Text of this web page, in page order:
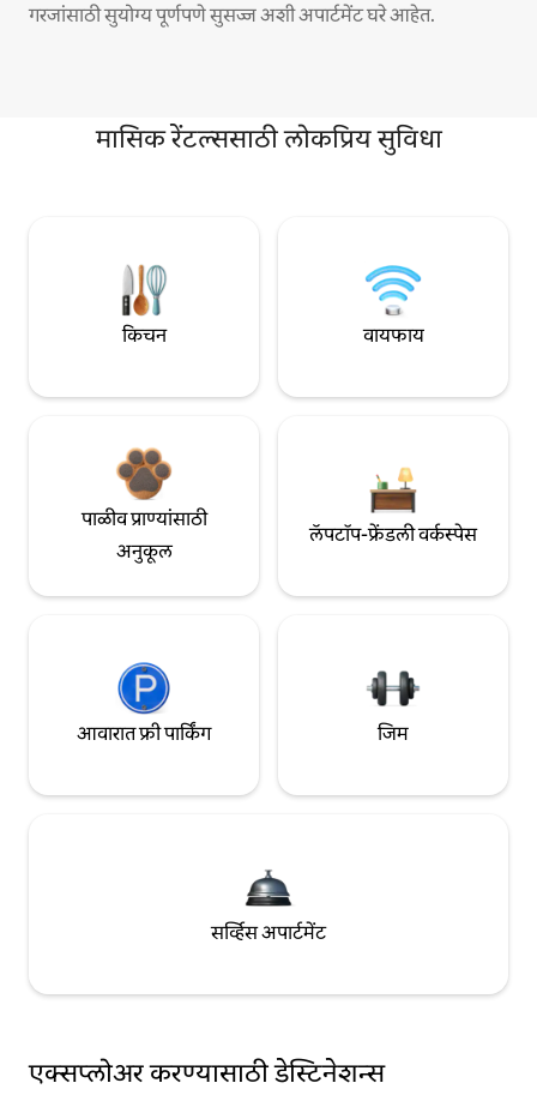
गरजांसाठी सुयोग्य पूर्णपणे सुसज्ज अशी अपार्टमेंट घरे आहेत.
मासिक रेंटल्ससाठी लोकप्रिय सुविधा
किचन वायफाय
पाळीव प्राण्यांसाठी
अनुकूल
लॅपटॉप-फ्रेंडली वर्कस्पेस
आवारात फ्री पार्किंग जिम
सर्व्हिस अपार्टमेंट
एक्सप्लोअर करण्यासाठी डेस्टिनेशन्स